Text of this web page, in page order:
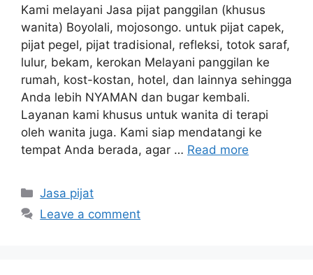
Kami melayani Jasa pijat panggilan (khusus
wanita) Boyolali, mojosongo. untuk pijat capek,
pijat pegel, pijat tradisional, refleksi, totok saraf,
lulur, bekam, kerokan Melayani panggilan ke
rumah, kost-kostan, hotel, dan lainnya sehingga
Anda lebih NYAMAN dan bugar kembali.
Layanan kami khusus untuk wanita di terapi
oleh wanita juga. Kami siap mendatangi ke
tempat Anda berada, agar … Read more
Categories
Jasa pijat
Leave a comment